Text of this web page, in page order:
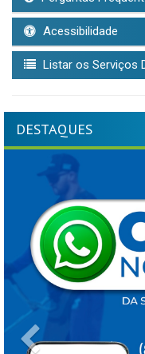
Acessibilidade
Listar os Serviços
DESTAQUES